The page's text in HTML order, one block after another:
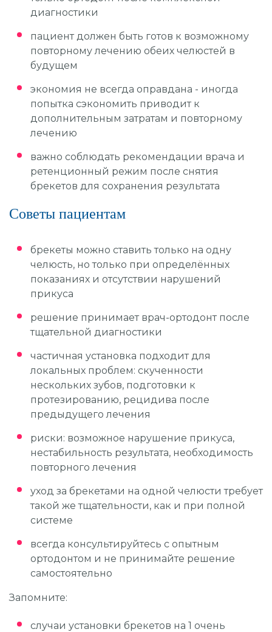
диагностики
пациент должен быть готов к возможному
повторному лечению обеих челюстей в
будущем
экономия не всегда оправдана - иногда
попытка сэкономить приводит к
дополнительным затратам и повторному
лечению
важно соблюдать рекомендации врача и
ретенционный режим после снятия
брекетов для сохранения результата
Советы пациентам
брекеты можно ставить только на одну
челюсть, но только при определённых
показаниях и отсутствии нарушений
прикуса
решение принимает врач-ортодонт после
тщательной диагностики
частичная установка подходит для
локальных проблем: скученности
нескольких зубов, подготовки к
протезированию, рецидива после
предыдущего лечения
риски: возможное нарушение прикуса,
нестабильность результата, необходимость
повторного лечения
уход за брекетами на одной челюсти требует
такой же тщательности, как и при полной
системе
всегда консультируйтесь с опытным
ортодонтом и не принимайте решение
самостоятельно
Запомните:
случаи установки брекетов на 1 очень